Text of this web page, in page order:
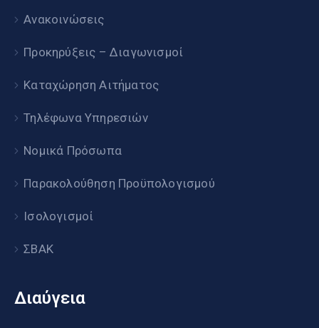
Ανακοινώσεις
Προκηρύξεις – Διαγωνισμοί
Καταχώρηση Αιτήματος
Τηλέφωνα Υπηρεσιών
Νομικά Πρόσωπα
Παρακολούθηση Προϋπολογισμού
Ισολογισμοί
ΣΒΑΚ
Διαύγεια